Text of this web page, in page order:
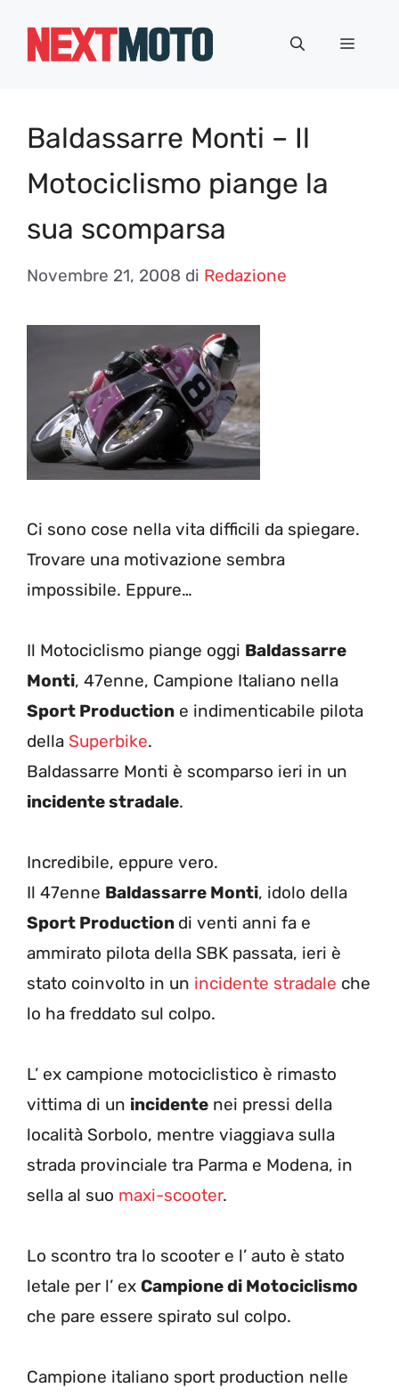
Menu
Baldassarre Monti – Il
Motociclismo piange la
sua scomparsa
Novembre 21, 2008 di Redazione
Ci sono cose nella vita difficili da spiegare.
Trovare una motivazione sembra
impossibile. Eppure…
Il Motociclismo piange oggi Baldassarre
Monti, 47enne, Campione Italiano nella
Sport Production e indimenticabile pilota
della Superbike.
Baldassarre Monti è scomparso ieri in un
incidente stradale.
Incredibile, eppure vero.
Il 47enne Baldassarre Monti, idolo della
Sport Production di venti anni fa e
ammirato pilota della SBK passata, ieri è
stato coinvolto in un incidente stradale che
lo ha freddato sul colpo.
L’ ex campione motociclistico è rimasto
vittima di un incidente nei pressi della
località Sorbolo, mentre viaggiava sulla
strada provinciale tra Parma e Modena, in
sella al suo maxi-scooter.
Lo scontro tra lo scooter e l’ auto è stato
letale per l’ ex Campione di Motociclismo
che pare essere spirato sul colpo.
Campione italiano sport production nelle